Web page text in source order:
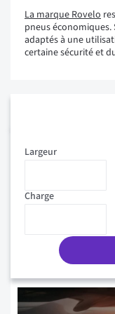
La marque Rovelo
pneus
adaptés à une
certaine sécurité et
Charge
Largeur